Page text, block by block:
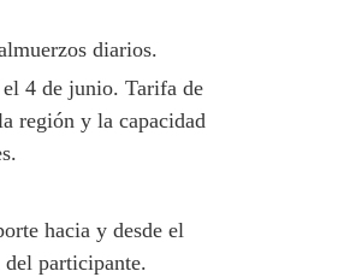
diarios.
4 de junio. Tarifa de
región y la capacidad
hacia y desde el
participante.